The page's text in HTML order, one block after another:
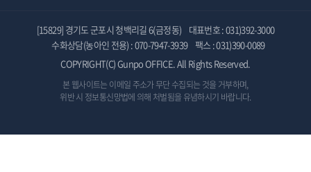
[15829] 경기도 군포시 청백리길 6(금정동)
대표번호 : 031)392-3000
수화상담(농아인 전용) : 070-7947-3939 팩스 : 031)390-0089
COPYRIGHT(C) Gunpo OFFICE. All Rights Reserved.
본 웹사이트는 이메일 주소가 무단 수집되는 것을 거부하며,
위반 시 정보통신망법에 의해 처벌됨을 유념하시기 바랍니다.